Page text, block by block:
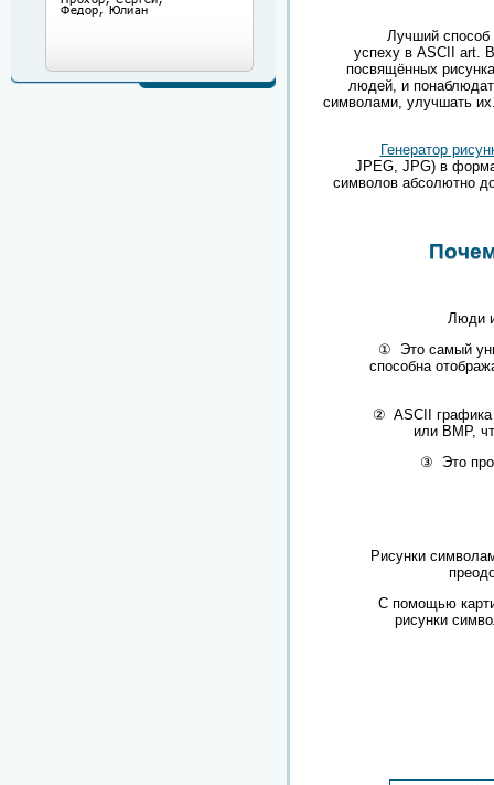
Лучший способ
успеху в ASCII art .
посвящённых
людей, и
символами, улучшать
Генератор
JPEG, JPG) в
символов абсолютно
Люди
①
Это самый
способна
② ASCII графика
или BMP,
③ Это
Рисунки
С помощью
рисунки